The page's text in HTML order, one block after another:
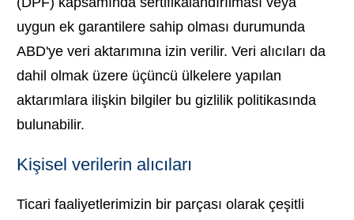
uygun ek garantilere sahip olması durumunda
ABD'ye veri aktarımına izin verilir. Veri alıcıları da
dahil olmak üzere üçüncü ülkelere yapılan
aktarımlara ilişkin bilgiler bu gizlilik politikasında
bulunabilir.
Kişisel verilerin alıcıları
Ticari faaliyetlerimizin bir parçası olarak çeşitli